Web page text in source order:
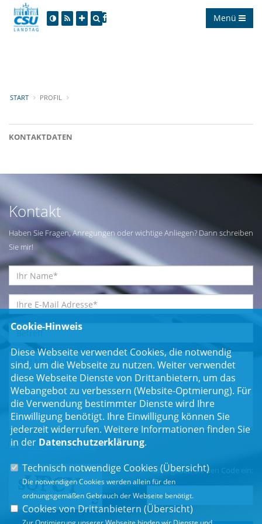
Menü
START PROFIL
KONTAKTDATEN
Kontakt
Haben Sie Fragen, Anregungen oder wichtige Anliegen? Dann schreiben
Sie mir!
Einwilligungserklärung*
Bitte geben Sie den Code ein:
Cookie-Hinweis
Diese Webseite verwendet Cookies, die notwendig
sind, um die Webseite zu nutzen. Weiter verwendet
diese Webseite Dienste von Drittanbietern, um das
Webangebot zu verbessern (Website-Optmierung). Für
die Verwendung bestimmter Dienste wird Ihre
Einwilligung benötigt. Ihre Einwilligung können Sie
jederzeit widerrufen. Weitere Informationen finden Sie
in der Datenschutzerklärung.
Technisch notwendige Cookies (Übersicht)
Die notwendigen Cookies werden allein für den
ordnungsgemäßen Gebrauch der Webseite benötigt.
Cookies von Drittanbietern (Übersicht)